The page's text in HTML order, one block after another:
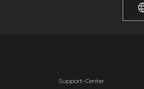
Support-Center